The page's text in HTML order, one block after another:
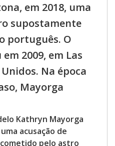
em 2018, uma
supostamente
português. O
2009, em Las
Na época
Mayorga
Kathryn Mayorga
acusação de
pelo astro